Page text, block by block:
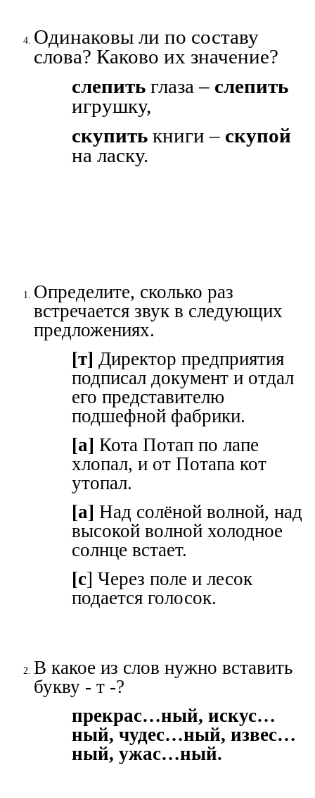
Одинаковы ли по составу
слова? Каково их значение?
слепить глаза – слепить
игрушку,
скупить книги – скупой
на ласку.
Определите, сколько раз
встречается звук в следующих
предложениях.
[т] Директор предприятия
подписал документ и отдал
его представителю
подшефной фабрики.
[a] Кота Потап по лапе
хлопал, и от Потапа кот
утопал.
[a] Над солёной волной, над
высокой волной холодное
солнце встает.
[c] Через поле и лесок
подается голосок.
В какое из слов нужно вставить
букву - т -?
прекрас…ный, искус…
ный, чудес…ный, извес…
ный, ужас…ный.